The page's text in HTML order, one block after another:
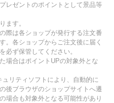
レゼントのポイントとして景品等
ます。
際は各ショップが発行する注文番
。各ショップからご注文後に届く
必ず保管してください。
場合はポイントUPの対象外とな
リティソフトにより、自動的に
後ブラウザのショップサイトへ遷
場合も対象外となる可能性があり